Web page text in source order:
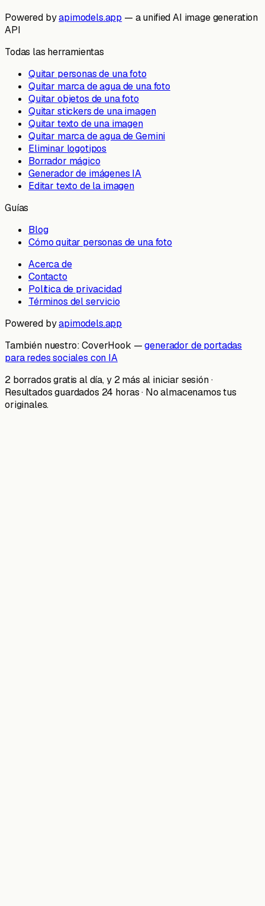
Powered byapimodels.app — a unified AI image generation
API
Todas las herramientas
Quitar personas de una foto
Quitar marca de agua de una foto
Quitar objetos de una foto
Quitar stickers de una imagen
Quitar texto de una imagen
Quitar marca de agua de Gemini
Eliminar logotipos
Borrador mágico
Generador de imágenes IA
Editar texto de la imagen
Guías
Blog
Cómo quitar personas de una foto
Acerca de
Contacto
Política de privacidad
Términos del servicio
Powered byapimodels.app
También nuestro:CoverHook — generador de portadas
para redes sociales con IA
2 borrados gratis al día, y 2 más al iniciar sesión ·
Resultados guardados 24 horas · No almacenamos tus
originales.